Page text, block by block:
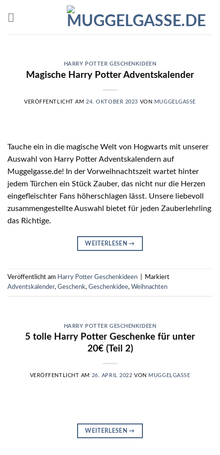
HARRY POTTER GESCHENKIDEEN
Magische Harry Potter Adventskalender
VERÖFFENTLICHT AM 24. OKTOBER 2023 VON MUGGELGASSE
Tauche ein in die magische Welt von Hogwarts mit unserer
Auswahl von Harry Potter Adventskalendern auf
Muggelgasse.de! In der Vorweihnachtszeit wartet hinter
jedem Türchen ein Stück Zauber, das nicht nur die Herzen
eingefleischter Fans höherschlagen lässt. Unsere liebevoll
zusammengestellte Auswahl bietet für jeden Zauberlehrling
das Richtige.
WEITERLESEN→
Veröffentlicht am Harry Potter Geschenkideen
Markiert
Adventskalender, Geschenk, Geschenkidee, Weihnachten
HARRY POTTER GESCHENKIDEEN
5 tolle Harry Potter Geschenke für unter
20€ (Teil 2)
VERÖFFENTLICHT AM 26. APRIL 2022 VON MUGGELGASSE
WEITERLESEN→